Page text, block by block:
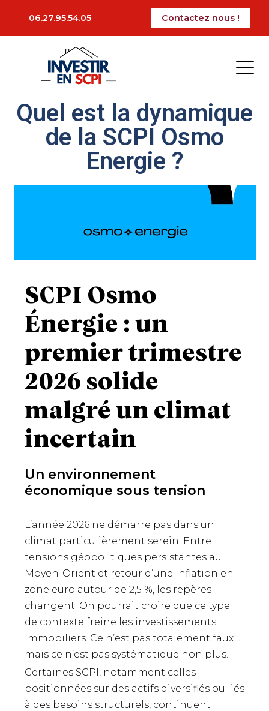
06.27.95.54.05 Contactez nous !
La période des impôts est arrivé, certains vont
fortune immobilière (IFI). Dans cet article, nous
vous présenterons les bases de l’IFI à connaitre
pour faire sa déclaration.
Ajoutez votre titre ici
Quel est la dynamique
de la SCPI Osmo
Energie ?
SCPI Osmo
Énergie : un
premier trimestre
2026 solide
malgré un climat
incertain
Un environnement
économique sous tension
L’année 2026 ne démarre pas dans un
climat particulièrement serein. Entre
tensions géopolitiques persistantes au
Moyen-Orient et retour d’une inflation en
zone euro autour de 2,5 %, les repères
changent. On pourrait croire que ce type
de contexte freine les investissements
immobiliers. Ce n’est pas totalement faux…
mais ce n’est pas systématique non plus.
Certaines SCPI, notamment celles
positionnées sur des actifs diversifiés ou liés
à des besoins structurels, continuent